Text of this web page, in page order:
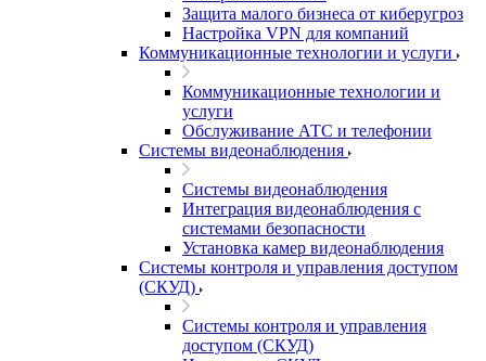
Защита малого бизнеса от киберугроз
Настройка VPN для компаний
Коммуникационные технологии и услуги
Коммуникационные технологии и
услуги
Обслуживание АТС и телефонии
Системы видеонаблюдения
Системы видеонаблюдения
Интеграция видеонаблюдения с
системами безопасности
Установка камер видеонаблюдения
Системы контроля и управления доступом
(СКУД)
Системы контроля и управления
доступом (СКУД)